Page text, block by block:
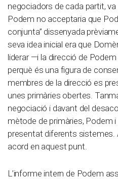
negociadors de cada partit,
Podem no acceptaria que
conjunta” dissenyada
seva idea inicial era que
liderar —i la direcció de
perquè és una figura de
membres de la direcció es
unes primàries obertes.
negociació i davant del
mètode de primàries, Podem
presentat diferents sistemes.
acord en aquest punt.
L’informe intern de Podem